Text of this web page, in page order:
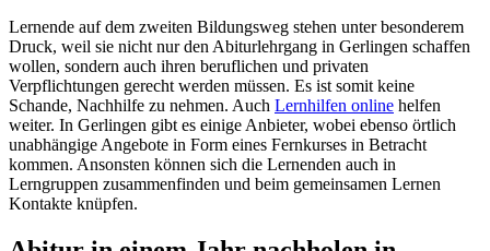
Lernende auf dem zweiten Bildungsweg stehen unter besonderem
Druck, weil sie nicht nur den Abiturlehrgang in Gerlingen schaffen
wollen, sondern auch ihren beruflichen und privaten
Verpflichtungen gerecht werden müssen. Es ist somit keine
Schande, Nachhilfe zu nehmen. Auch Lernhilfen online helfen
weiter. In Gerlingen gibt es einige Anbieter, wobei ebenso örtlich
unabhängige Angebote in Form eines Fernkurses in Betracht
kommen. Ansonsten können sich die Lernenden auch in
Lerngruppen zusammenfinden und beim gemeinsamen Lernen
Kontakte knüpfen.